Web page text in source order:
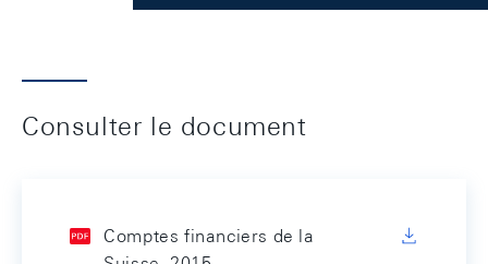
Consulter le document
Comptes financiers de la